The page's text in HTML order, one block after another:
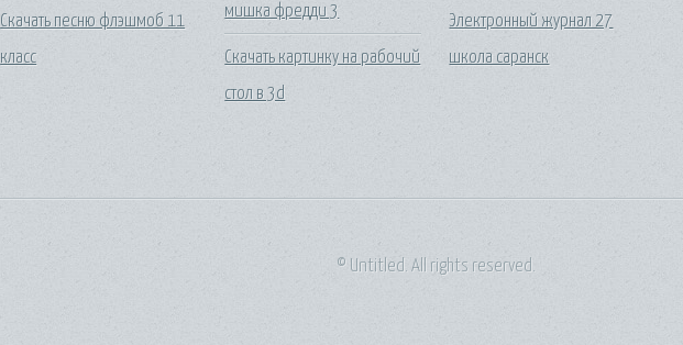
Скачать песню флэшмоб 11
класс
мишка фредди 3
Скачать картинку на рабочий
стол в 3d
Электронный журнал 27
школа саранск
© Untitled. All rights reserved.